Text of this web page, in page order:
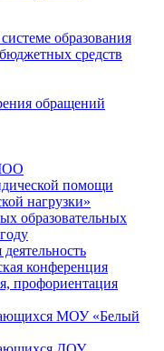
образования
средств
обращений
помощи
нагрузки»
образовательных
конференция
профориентация
МОУ «Белый